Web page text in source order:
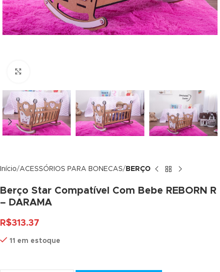
panel
panel
panel
panel
panel
panel
panel
panel
panel
Início ACESSÓRIOS PARA BONECAS BERÇO
Berço Star Compatível Com Bebe REBORN R
– DARAMA
R$313.37
11 em estoque